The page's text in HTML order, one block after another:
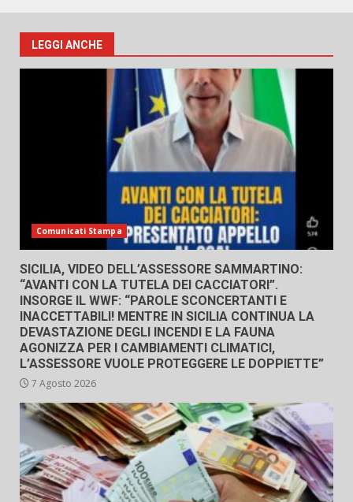
LEGGI ANCHE
Comunicati Stampa
SICILIA, VIDEO DELL’ASSESSORE SAMMARTINO:
“AVANTI CON LA TUTELA DEI CACCIATORI”.
INSORGE IL WWF: “PAROLE SCONCERTANTI E
INACCETTABILI! MENTRE IN SICILIA CONTINUA LA
DEVASTAZIONE DEGLI INCENDI E LA FAUNA
AGONIZZA PER I CAMBIAMENTI CLIMATICI,
L’ASSESSORE VUOLE PROTEGGERE LE DOPPIETTE”
7 Agosto 2026